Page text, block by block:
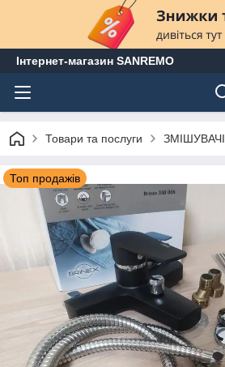
Інтернет-магазин SANREMO
Товари та послуги ЗМІШУВАЧІ
Топ продажів